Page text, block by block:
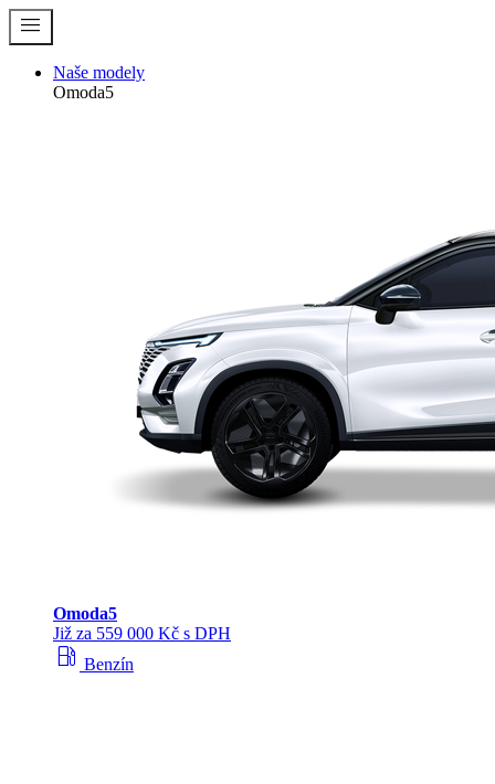
menu
Naše modely
Omoda5
Omoda5
Již za 559 000 Kč s DPH
local_gas_station Benzín